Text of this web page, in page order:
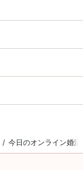
今日のオンライン婚活